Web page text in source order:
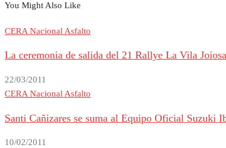
You Might Also Like
CERA Nacional Asfalto
La ceremonia de salida del 21 Rallye La Vila
22/03/2011
CERA Nacional Asfalto
Santi Cañizares se suma al Equipo Oficial Suzuki
10/02/2011